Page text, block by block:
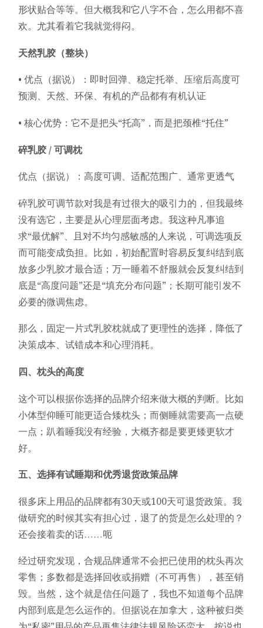
形状贴合等等。但大概我和它八字不合，怎么用都不喜
欢。尤其看着它我就觉得闷。
天然乳胶（整块）
• 优点（据说）：即时回弹、稳定托举、压缩后高度可
预测、天然、环保、有机的产品都有有机认证
• 核心优势：它不是把头“托高”，而是把颈椎“托住”
碎乳胶 / 可调枕
优点（据说）：高度可调、适配范围广、通常更透气
碎乳胶可调节款对我是有过很大的吸引力的，但我最终
没有选它，主要是从心理层面考虑。我这种凡事追
求“最优解”、且对不均匀感敏感的人来说，可调选项反
而可能变成负担。比如，初始配置时容易反复纠结到底
放多少乳胶才最合适；万一睡着不舒服就会反复纠结到
底是“高度问题”还是“填充分布问题”；长期可能引发不
必要的微调焦虑。
那么，固定一片式乳胶枕就成了更理性的选择，降低了
决策成本、试错成本和心理消耗。
四、枕头的高度
这个可以根据你选择的品牌介绍来做大概的判断。比如
小体型仰睡可能更适合矮枕头；而侧睡就需要高一点硬
一点；趴着睡我没有经验，大概齐都是要更矮更软才
好。
五、选择有试睡期和优秀退货政策品牌
很多床上用品的品牌都有30天或100天可退货政策。我
做研究的时候其实有担心过，退了的货是怎么处理的？
还会接着卖的话……呃
经过研究发现，合规品牌通常不会把已使用的枕头再次
零售；多数都是选择回收或捐赠（不可再售），甚至销
毁。当然，这个就是信任问题了，我也不知道每个品牌
内部到底是怎么运作的。但据说在加拿大，这种被归类